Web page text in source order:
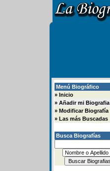
Menú Biográfico
» Inicio
» Añadir mi Biografia
» Modificar Biografía
» Las más Buscadas
Busca Biografías